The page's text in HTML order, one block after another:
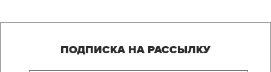
ПОДПИСКА НА РАССЫЛКУ